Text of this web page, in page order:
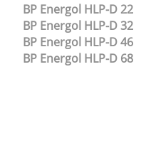
BP Energol HLP-D 22
BP Energol HLP-D 32
BP Energol HLP-D 46
BP Energol HLP-D 68